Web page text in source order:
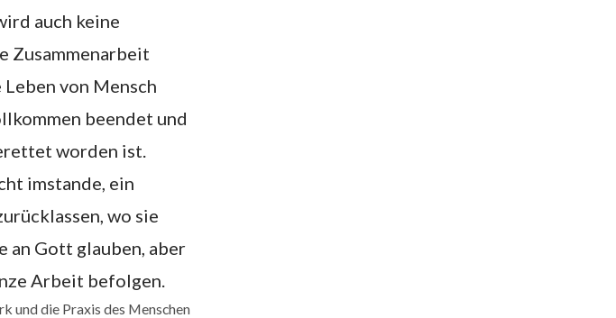
auch keine
Zusammenarbeit
von Mensch
beendet und
worden ist.
imstande, ein
wo sie
an Gott glauben, aber
Arbeit befolgen.
und die Praxis des Menschen